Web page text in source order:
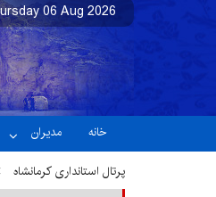
نسخه آزمایشی
خانه مدیران
پرتال استانداری کرمانشاه